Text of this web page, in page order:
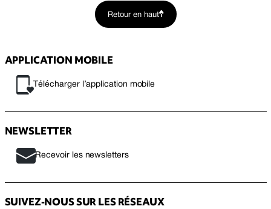
Retour en haut
APPLICATION MOBILE
Télécharger l’application mobile
NEWSLETTER
Recevoir les newsletters
SUIVEZ-NOUS SUR LES RÉSEAUX